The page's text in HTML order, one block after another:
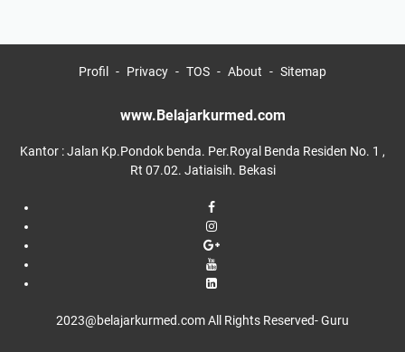
Profil Privacy TOS About Sitemap
www.Belajarkurmed.com
Kantor : Jalan Kp.Pondok benda. Per.Royal Benda Residen No. 1 ,
Rt 07.02. Jatiaisih. Bekasi
2023@belajarkurmed.com All Rights Reserved- Guru